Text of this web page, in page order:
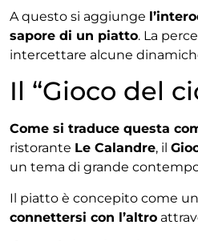
A questo si aggiunge
sapore di un piatto. La
intercettare alcune
Il “Gioco del
Come si traduce questa
ristorante Le Calandre, il
un tema di grande
Il piatto è concepito come
connettersi con l’altro